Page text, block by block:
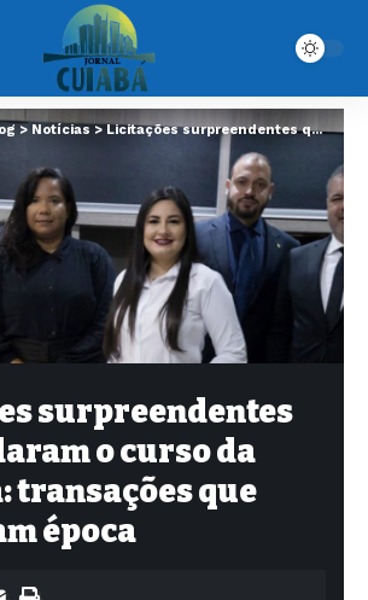
> Notícias>Licitações surpreendentes que mudaram o curso da História: transações que marcaram época
surpreendentes
o curso da
transações que
época